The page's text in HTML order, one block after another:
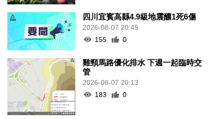
四川宜賓高縣4.9級地震釀1死6傷
2026-08-07 20:45
155
0
雞頸馬路優化排水 下週一起臨時交
管
2026-08-07 20:13
183
0